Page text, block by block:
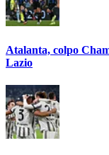
Atalanta, colpo
Lazio